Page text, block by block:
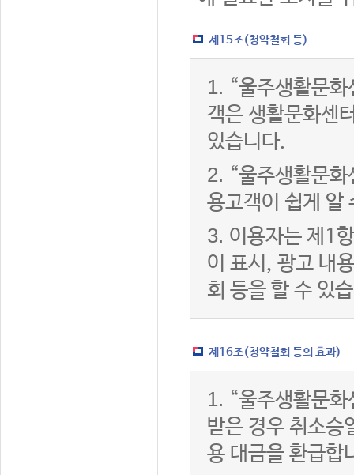
제15조(청약철회 등)
1. “울주생활문
객은 생활문화센
있습니다.
2. “울주생활문
용고객이 쉽게 알
3. 이용자는 제1
이 표시, 광고 내
회 등을 할 수 있
제16조(청약철회 등의 효과)
1. “울주생활문
받은 경우 취소승
용 대금을 환급합